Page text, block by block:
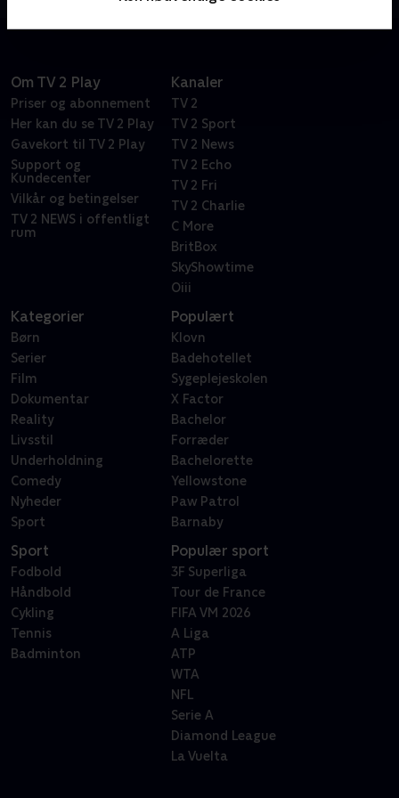
Om TV 2 Play
Priser og abonnement
Her kan du se TV 2 Play
Gavekort til TV 2 Play
Support og
Kundecenter
Vilkår og betingelser
TV 2 NEWS i offentligt
rum
Kanaler
TV 2
TV 2 Sport
TV 2 News
TV 2 Echo
TV 2 Fri
TV 2 Charlie
C More
BritBox
SkyShowtime
Oiii
Kategorier
Børn
Serier
Film
Dokumentar
Reality
Livsstil
Underholdning
Comedy
Nyheder
Sport
Populært
Klovn
Badehotellet
Sygeplejeskolen
X Factor
Bachelor
Forræder
Bachelorette
Yellowstone
Paw Patrol
Barnaby
Sport
Fodbold
Håndbold
Cykling
Tennis
Badminton
Populær sport
3F Superliga
Tour de France
FIFA VM 2026
A Liga
ATP
WTA
NFL
Serie A
Diamond League
La Vuelta